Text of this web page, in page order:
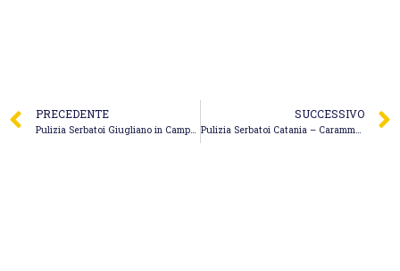
PRECEDENTE
Pulizia Serbatoi Giugliano in Campania – New Ecoservice Spurgo Fognature Napoli H24
SUCCESSIVO
Pulizia Serbatoi Catania – Caramma Giuseppe